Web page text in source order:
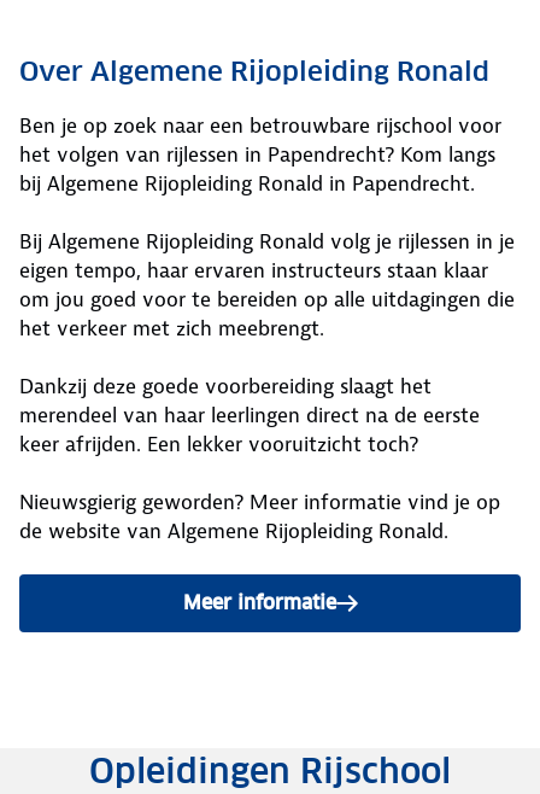
Over Algemene Rijopleiding Ronald
Ben je op zoek naar een betrouwbare rijschool voor
het volgen van rijlessen in Papendrecht? Kom langs
bij Algemene Rijopleiding Ronald in Papendrecht.
Bij Algemene Rijopleiding Ronald volg je rijlessen in je
eigen tempo, haar ervaren instructeurs staan klaar
om jou goed voor te bereiden op alle uitdagingen die
het verkeer met zich meebrengt.
Dankzij deze goede voorbereiding slaagt het
merendeel van haar leerlingen direct na de eerste
keer afrijden. Een lekker vooruitzicht toch?
Nieuwsgierig geworden? Meer informatie vind je op
de website van Algemene Rijopleiding Ronald.
Meer informatie
Opleidingen Rijschool